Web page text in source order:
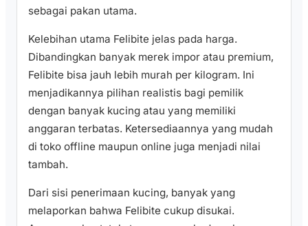
sebagai pakan utama.
Kelebihan utama Felibite jelas pada harga.
Dibandingkan banyak merek impor atau premium,
Felibite bisa jauh lebih murah per kilogram. Ini
menjadikannya pilihan realistis bagi pemilik
dengan banyak kucing atau yang memiliki
anggaran terbatas. Ketersediaannya yang mudah
di toko offline maupun online juga menjadi nilai
tambah.
Dari sisi penerimaan kucing, banyak yang
melaporkan bahwa Felibite cukup disukai.